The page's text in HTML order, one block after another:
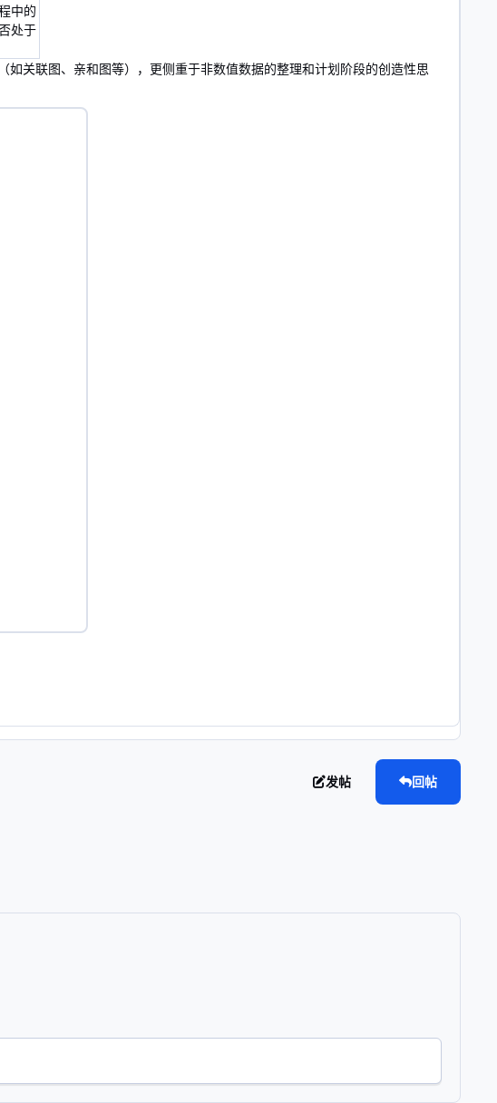
中的
处于
关联图、亲和图等），更侧重于非数值数据的整理和计划阶段的创造性思
发帖 回帖